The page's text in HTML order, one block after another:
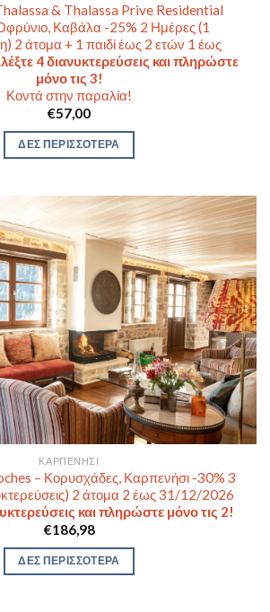
& Thalassa Prive Residential
Καβάλα -25% 2 Ημέρες (1
2 άτομα + 1 παιδί έως 2 ετών 1 έως
4 διανυκτερεύσεις και πληρώστε
μόνο τις 3!
Κοντά στην παραλία!
€57,00
ΔΕΣ ΠΕΡΙΣΣΟΤΕΡΑ
ΚΑΡΠΕΝΉΣΙ
– Κορυσχάδες, Καρπενήσι -30% 3
2 άτομα 2 έως 31/12/2026
και πληρώστε μόνο τις 2!
€186,98
ΔΕΣ ΠΕΡΙΣΣΟΤΕΡΑ